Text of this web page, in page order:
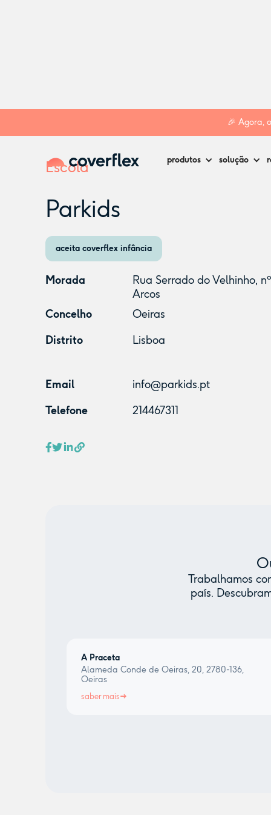
🎉 Agora, o
produtos solução
Escola
Parkids
aceita coverflex infância
Morada
Rua Serrado do Velhinho,
Arcos
Concelho
Oeiras
Distrito
Lisboa
Email
info@parkids.pt
Telefone
214467311
Trabalhamos
país.
A Praceta
Alameda Conde de Oeiras, 20, 2780-136,
Oeiras
saber mais